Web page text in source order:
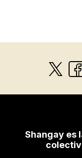
Shangay es